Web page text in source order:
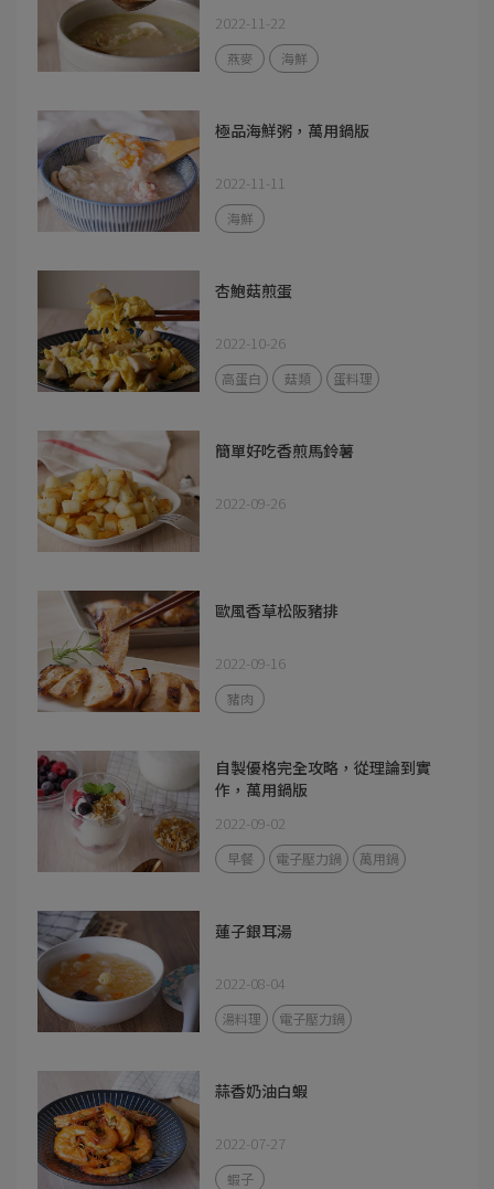
2022-11-22
燕麥 海鮮
極品海鮮粥，萬用鍋版
2022-11-11
海鮮
杏鮑菇煎蛋
2022-10-26
高蛋白 菇類 蛋料理
簡單好吃香煎馬鈴薯
2022-09-26
歐風香草松阪豬排
2022-09-16
豬肉
自製優格完全攻略，從理論到實
作，萬用鍋版
2022-09-02
早餐 電子壓力鍋 萬用鍋
蓮子銀耳湯
2022-08-04
湯料理 電子壓力鍋
蒜香奶油白蝦
2022-07-27
蝦子